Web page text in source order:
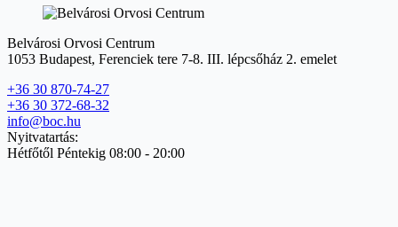
Belvárosi Orvosi Centrum
1053 Budapest, Ferenciek tere 7-8. III. lépcsőház 2. emelet
+36 30 870-74-27
+36 30 372-68-32
info@boc.hu
Nyitvatartás:
Hétfőtől Péntekig 08:00 - 20:00